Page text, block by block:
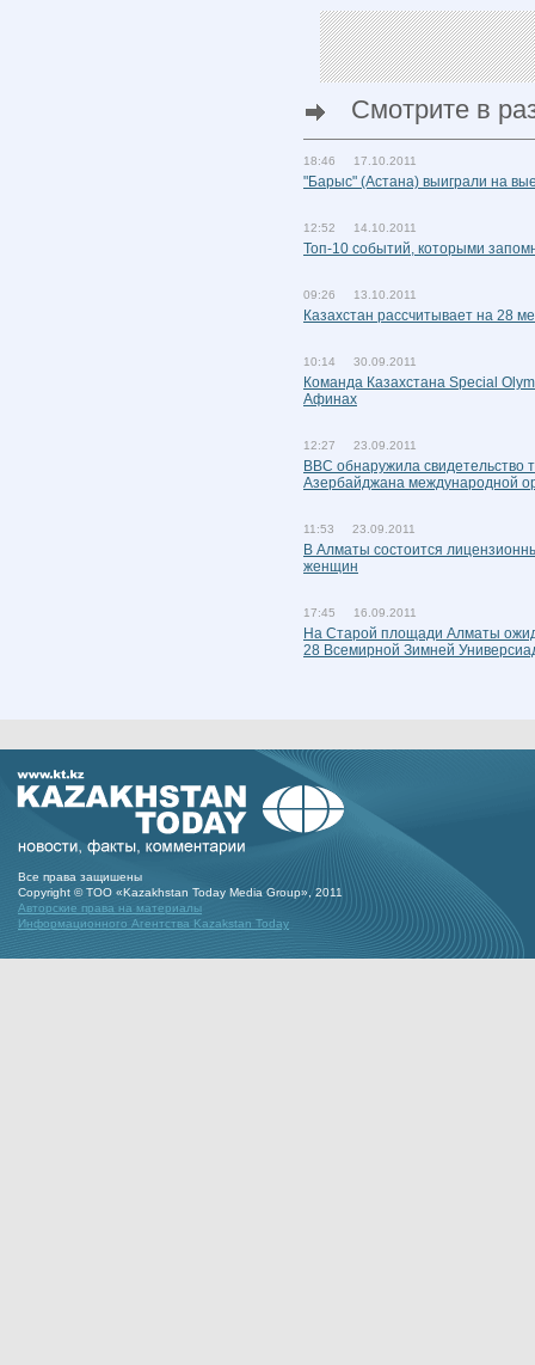
Смотрите в
18:46 17.10.2011
"Барыс" (Астана) выиграли на
12:52 14.10.2011
Топ-10 событий, которыми
09:26 13.10.2011
Казахстан рассчитывает на 28
10:14 30.09.2011
Команда Казахстана Special
Афинах
12:27 23.09.2011
BBC обнаружила
Азербайджана международной
11:53 23.09.2011
В Алматы состоится
женщин
17:45 16.09.2011
На Старой площади Алматы
28 Всемирной Зимней
Все права защишены
Copyright © ТОО «Kazakhstan Today Media Group», 2011
Авторские права на материалы
Информационного Агентства Kazakstan Today